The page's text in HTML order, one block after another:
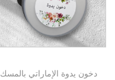
دخون يدوة الإماراتي بالمسك